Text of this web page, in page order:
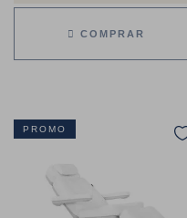
COMPRAR
PROMO